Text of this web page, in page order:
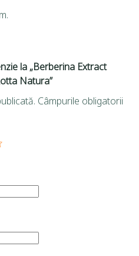
la „Berberina Extract
Natura”
Câmpurile obligatorii